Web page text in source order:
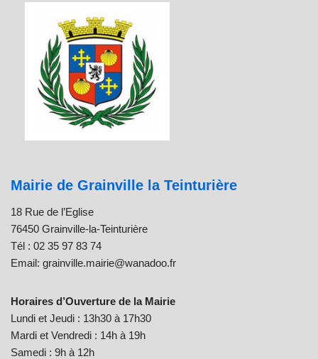
Mairie de Grainville la Teinturière
18 Rue de l’Eglise
76450 Grainville-la-Teinturière
Tél : 02 35 97 83 74
Email: grainville.mairie@wanadoo.fr
Horaires d’Ouverture de la Mairie
Lundi et Jeudi : 13h30 à 17h30
Mardi et Vendredi : 14h à 19h
Samedi : 9h à 12h